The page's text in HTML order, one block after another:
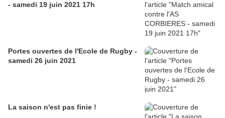
- samedi 19 juin 2021 17h
Portes ouvertes de l'Ecole de Rugby -
samedi 26 juin 2021
La saison n'est pas finie !